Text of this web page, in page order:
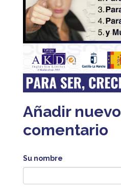
Añadir nuevo
comentario
Su nombre